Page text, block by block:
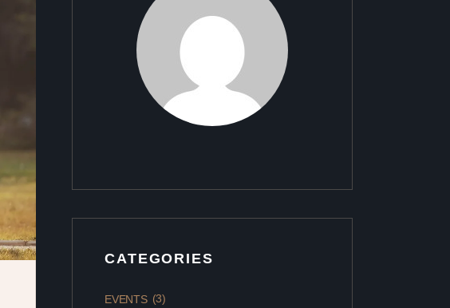
CATEGORIES
EVENTS (3)